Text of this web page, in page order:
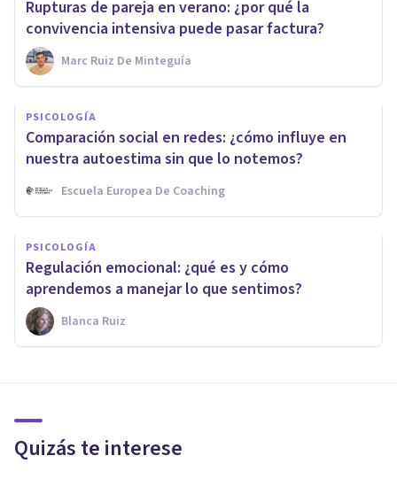
Rupturas de pareja en verano: ¿por qué la
convivencia intensiva puede pasar factura?
Marc Ruiz De Minteguía
PSICOLOGÍA
Comparación social en redes: ¿cómo influye en
nuestra autoestima sin que lo notemos?
Escuela Europea De Coaching
PSICOLOGÍA
Regulación emocional: ¿qué es y cómo
aprendemos a manejar lo que sentimos?
Blanca Ruiz
Quizás te interese